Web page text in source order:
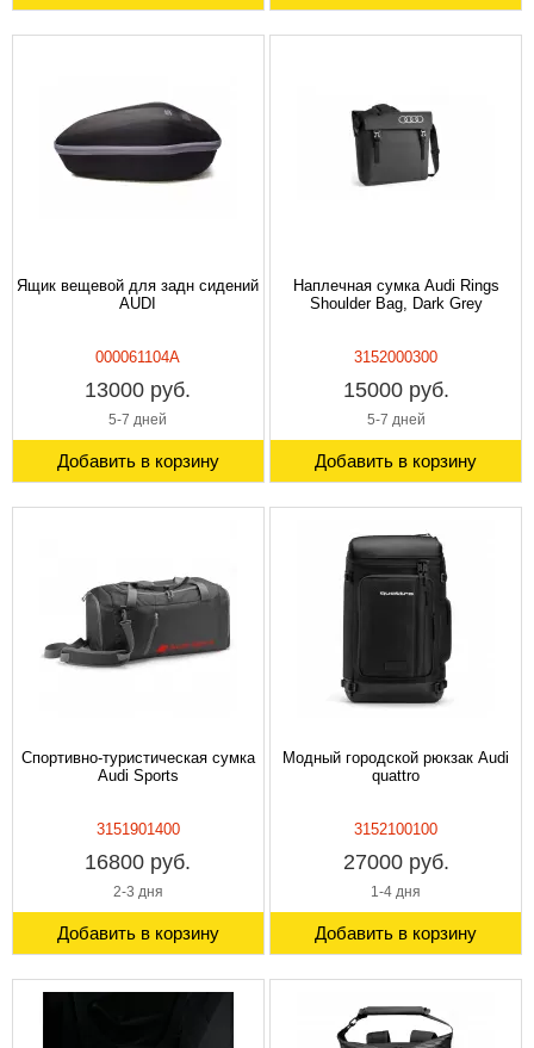
Ящик вещевой для задн сидений
AUDI
000061104A
13000 руб.
5-7 дней
Добавить в корзину
Наплечная сумка Audi Rings
Shoulder Bag, Dark Grey
3152000300
15000 руб.
5-7 дней
Добавить в корзину
Спортивно-туристическая сумка
Audi Sports
3151901400
16800 руб.
2-3 дня
Добавить в корзину
Модный городской рюкзак Audi
quattro
3152100100
27000 руб.
1-4 дня
Добавить в корзину